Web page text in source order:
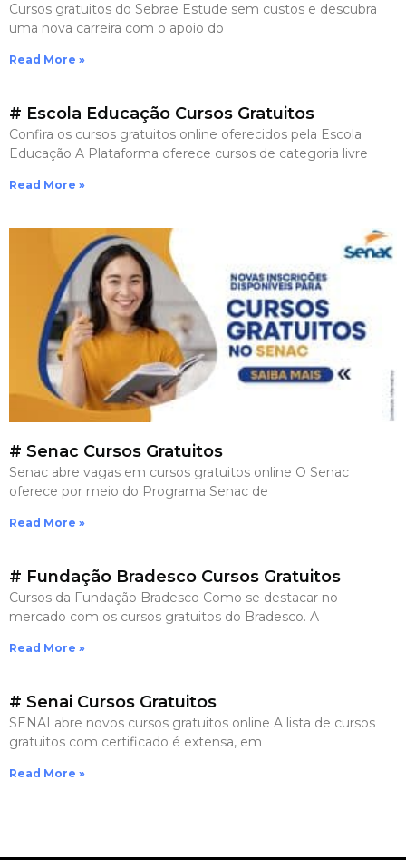
Cursos gratuitos do Sebrae Estude sem custos e descubra
uma nova carreira com o apoio do
Read More »
# Escola Educação Cursos Gratuitos
Confira os cursos gratuitos online oferecidos pela Escola
Educação A Plataforma oferece cursos de categoria livre
Read More »
# Senac Cursos Gratuitos
Senac abre vagas em cursos gratuitos online O Senac
oferece por meio do Programa Senac de
Read More »
# Fundação Bradesco Cursos Gratuitos
Cursos da Fundação Bradesco Como se destacar no
mercado com os cursos gratuitos do Bradesco. A
Read More »
# Senai Cursos Gratuitos
SENAI abre novos cursos gratuitos online A lista de cursos
gratuitos com certificado é extensa, em
Read More »